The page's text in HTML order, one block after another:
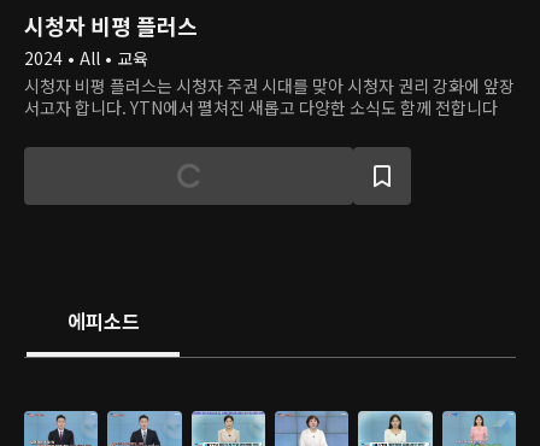
시청자 비평 플러스
2024 • All • 교육
시청자 비평 플러스는 시청자 주권 시대를 맞아 시청자 권리 강화에 앞장
서고자 합니다. YTN에서 펼쳐진 새롭고 다양한 소식도 함께 전합니다
에피소드